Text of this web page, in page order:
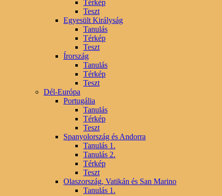
Térkép
Teszt
Egyesült Királyság
Tanulás
Térkép
Teszt
Írország
Tanulás
Térkép
Teszt
Dél-Európa
Portugália
Tanulás
Térkép
Teszt
Spanyolország és Andorra
Tanulás 1.
Tanulás 2.
Térkép
Teszt
Olaszország, Vatikán és San Marino
Tanulás 1.